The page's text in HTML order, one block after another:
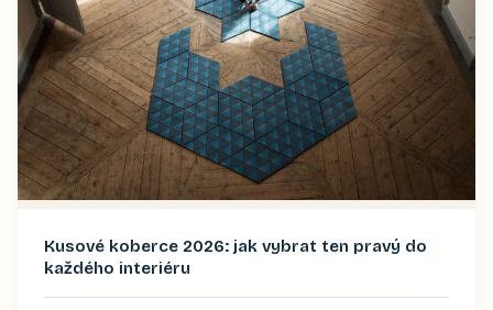
Kusové koberce 2026: jak vybrat ten pravý do
každého interiéru